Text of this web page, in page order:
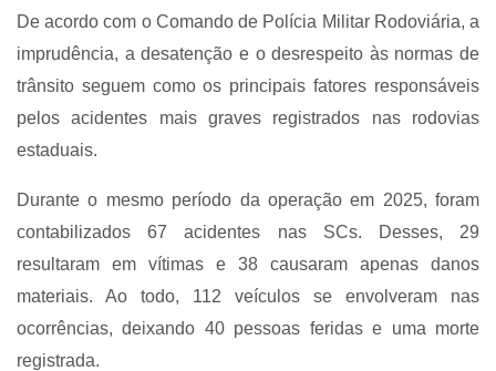
De acordo com o Comando de Polícia Militar Rodoviária, a
imprudência, a desatenção e o desrespeito às normas de
trânsito seguem como os principais fatores responsáveis
pelos acidentes mais graves registrados nas rodovias
estaduais.
Durante o mesmo período da operação em 2025, foram
contabilizados 67 acidentes nas SCs. Desses, 29
resultaram em vítimas e 38 causaram apenas danos
materiais. Ao todo, 112 veículos se envolveram nas
ocorrências, deixando 40 pessoas feridas e uma morte
registrada.